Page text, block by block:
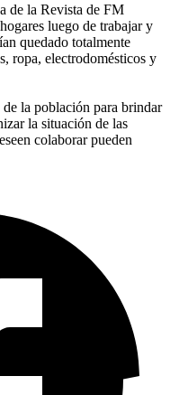
de la Revista de FM
luego de trabajar y
quedado totalmente
ropa, electrodomésticos y
la población para brindar
la situación de las
colaborar pueden